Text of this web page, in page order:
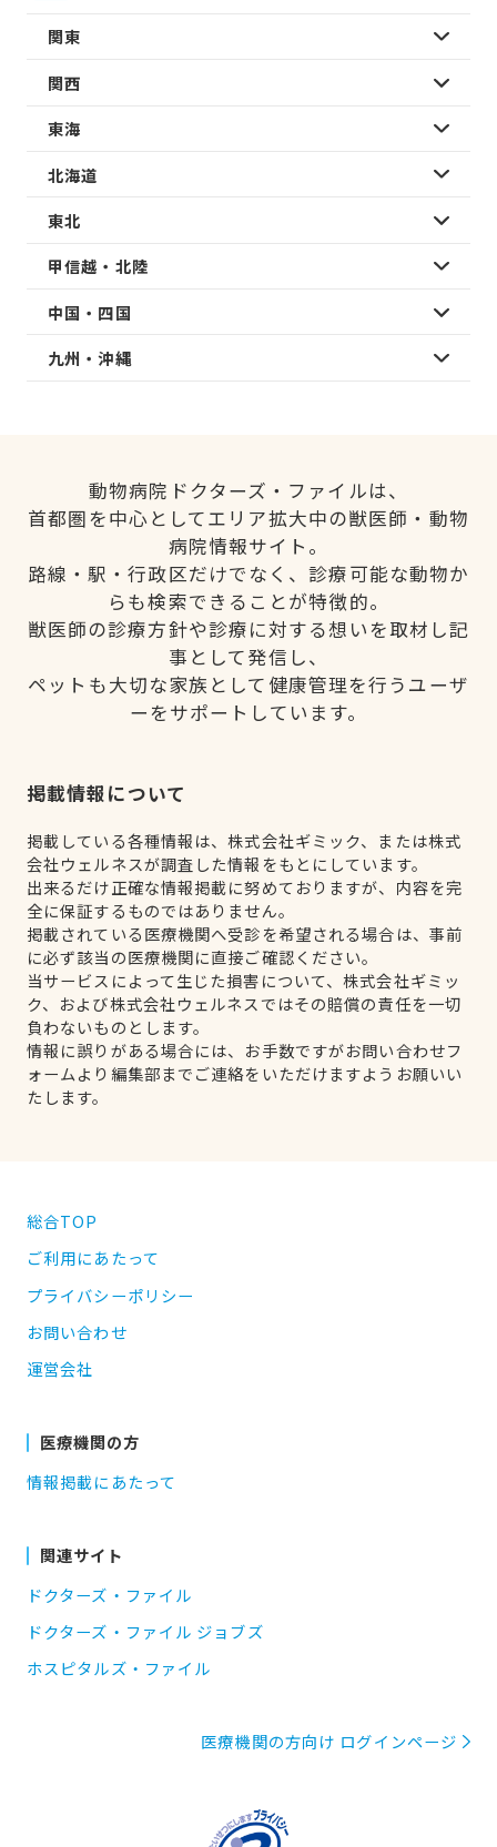
関東
関西
東海
北海道
東北
甲信越・北陸
中国・四国
九州・沖縄
動物病院ドクターズ・ファイルは、
首都圏を中心としてエリア拡大中の獣医師・動物
病院情報サイト。
路線・駅・行政区だけでなく、診療可能な動物か
らも検索できることが特徴的。
獣医師の診療方針や診療に対する想いを取材し記
事として発信し、
ペットも大切な家族として健康管理を行うユーザ
ーをサポートしています。
掲載情報について
掲載している各種情報は、株式会社ギミック、または株式
会社ウェルネスが調査した情報をもとにしています。
出来るだけ正確な情報掲載に努めておりますが、内容を完
全に保証するものではありません。
掲載されている医療機関へ受診を希望される場合は、事前
に必ず該当の医療機関に直接ご確認ください。
当サービスによって生じた損害について、株式会社ギミッ
ク、および株式会社ウェルネスではその賠償の責任を一切
負わないものとします。
情報に誤りがある場合には、お手数ですがお問い合わせフ
ォームより編集部までご連絡をいただけますようお願いい
たします。
総合TOP
ご利用にあたって
プライバシーポリシー
お問い合わせ
運営会社
医療機関の方
情報掲載にあたって
関連サイト
ドクターズ・ファイル
ドクターズ・ファイル ジョブズ
ホスピタルズ・ファイル
医療機関の方向け ログインページ